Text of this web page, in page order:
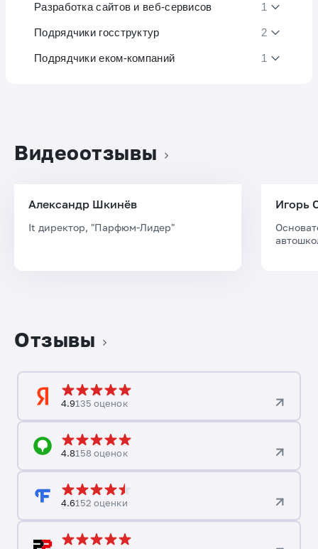
Разработка сайтов и веб-сервисов 1
Подрядчики госструктур 2
Подрядчики еком-компаний 1
Видеоотзывы
Александр Шкинёв
It директор, "Парфюм-Лидер"
Игорь
Отзывы
4.9135 оценок
4.8158 оценок
4.6152 оценки